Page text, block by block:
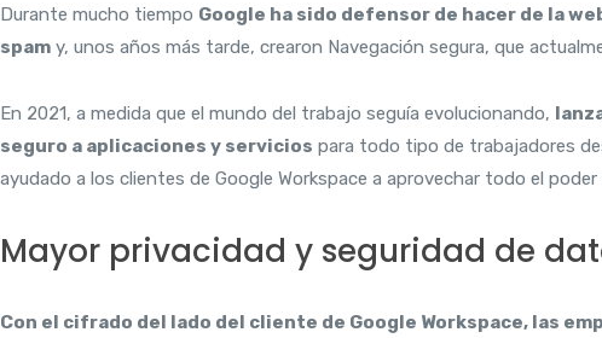
Durante mucho tiempo Google ha sido defensor de hacer de la
spam y, unos años más tarde, crearon Navegación segura, que
En 2021, a medida que el mundo del trabajo seguía evolucionando,
seguro a aplicaciones y servicios para todo tipo de trabajadores
ayudado a los clientes de Google Workspace a aprovechar todo el
Mayor privacidad y seguridad de
Con el cifrado del lado del cliente de Google Workspace, las